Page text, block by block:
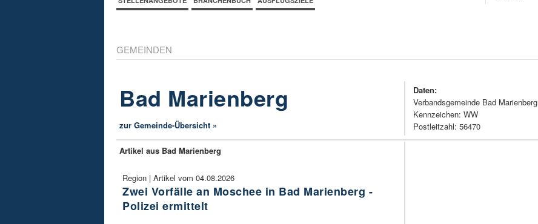
GEMEINDEN
Bad Marienberg
zur Gemeinde-Übersicht »
Daten:
Verbandsgemeinde Bad Marienberg
Kennzeichen: WW
Postleitzahl: 56470
Artikel aus Bad Marienberg
Region | Artikel vom 04.08.2026
Zwei Vorfälle an Moschee in Bad Marienberg -
Polizei ermittelt